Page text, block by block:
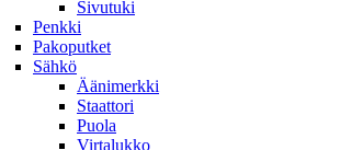
Sivutuki
Penkki
Pakoputket
Sähkö
Äänimerkki
Staattori
Puola
Virtalukko